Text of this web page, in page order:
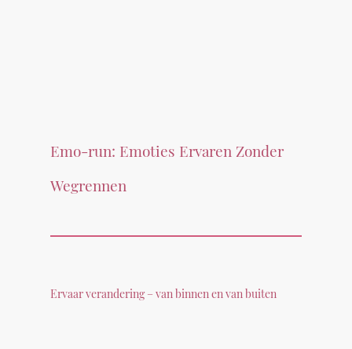
Emo-run: Emoties Ervaren Zonder
Wegrennen
Ervaar verandering – van binnen en van buiten